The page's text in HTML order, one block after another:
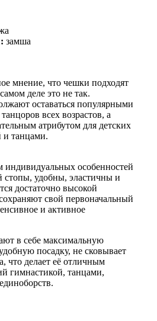
замша
мнение, что чешки подходят
деле это не так.
оставаться популярными
всех возрастов, а
атрибутом для детских
и танцами.
индивидуальных особенностей
стопы, удобны, эластичны и
достаточно высокой
свой первоначальный
и активное
в себе максимальную
посадку, не сковывает
что делает её отличным
гимнастикой, танцами,